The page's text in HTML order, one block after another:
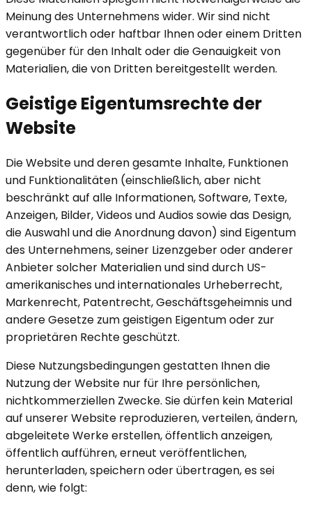
Meinung des Unternehmens wider. Wir sind nicht
verantwortlich oder haftbar Ihnen oder einem Dritten
gegenüber für den Inhalt oder die Genauigkeit von
Materialien, die von Dritten bereitgestellt werden.
Geistige Eigentumsrechte der
Website
Die Website und deren gesamte Inhalte, Funktionen
und Funktionalitäten (einschließlich, aber nicht
beschränkt auf alle Informationen, Software, Texte,
Anzeigen, Bilder, Videos und Audios sowie das Design,
die Auswahl und die Anordnung davon) sind Eigentum
des Unternehmens, seiner Lizenzgeber oder anderer
Anbieter solcher Materialien und sind durch US-
amerikanisches und internationales Urheberrecht,
Markenrecht, Patentrecht, Geschäftsgeheimnis und
andere Gesetze zum geistigen Eigentum oder zur
proprietären Rechte geschützt.
Diese Nutzungsbedingungen gestatten Ihnen die
Nutzung der Website nur für Ihre persönlichen,
nichtkommerziellen Zwecke. Sie dürfen kein Material
auf unserer Website reproduzieren, verteilen, ändern,
abgeleitete Werke erstellen, öffentlich anzeigen,
öffentlich aufführen, erneut veröffentlichen,
herunterladen, speichern oder übertragen, es sei
denn, wie folgt: